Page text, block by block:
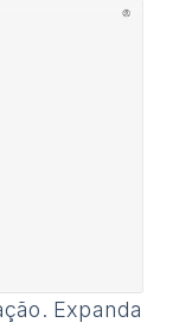
Expanda